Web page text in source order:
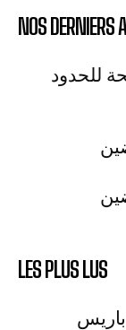
NOS DERNIERS
للحدود
LES PLUS LUS